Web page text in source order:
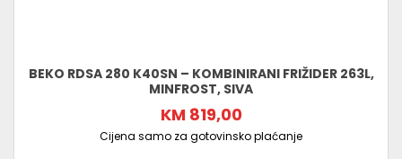
BEKO RDSA 280 K40SN – KOMBINIRANI FRIŽIDER 263L,
MINFROST, SIVA
KM 819,00
Cijena samo za gotovinsko plaćanje